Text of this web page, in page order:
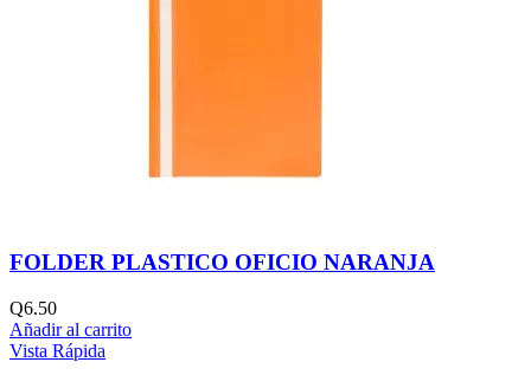
FOLDER PLASTICO OFICIO NARANJA
Q6.50
Añadir al carrito
Vista Rápida